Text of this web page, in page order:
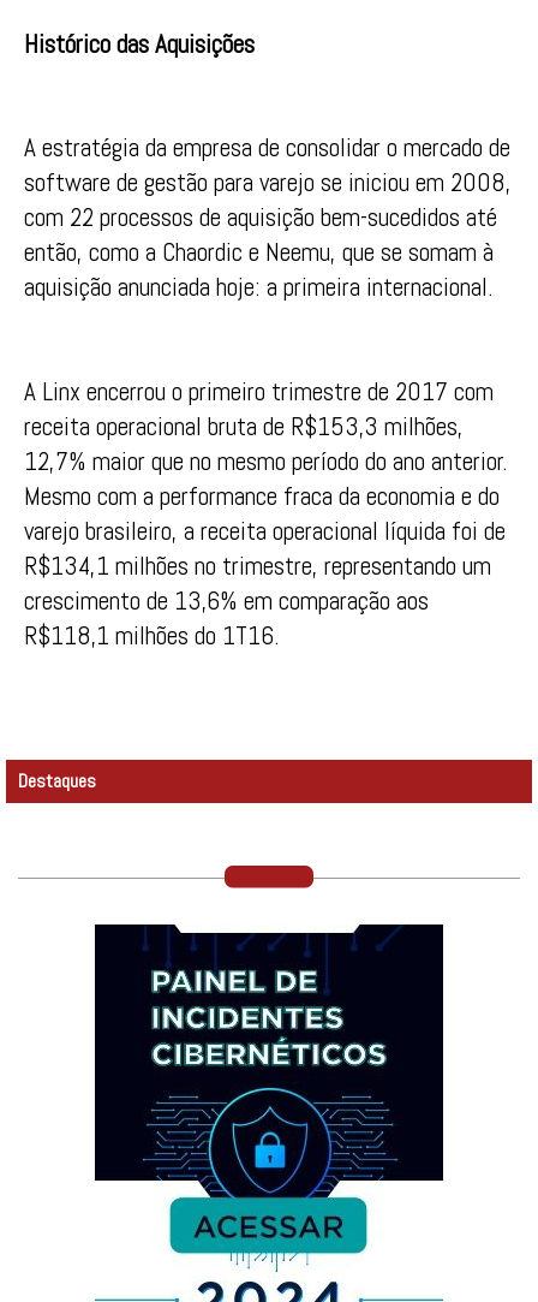
Histórico das Aquisições
A estratégia da empresa de consolidar o mercado de
software de gestão para varejo se iniciou em 2008,
com 22 processos de aquisição bem-sucedidos até
então, como a Chaordic e Neemu, que se somam à
aquisição anunciada hoje: a primeira internacional.
A Linx encerrou o primeiro trimestre de 2017 com
receita operacional bruta de R$153,3 milhões,
12,7% maior que no mesmo período do ano anterior.
Mesmo com a performance fraca da economia e do
varejo brasileiro, a receita operacional líquida foi de
R$134,1 milhões no trimestre, representando um
crescimento de 13,6% em comparação aos
R$118,1 milhões do 1T16.
Destaques